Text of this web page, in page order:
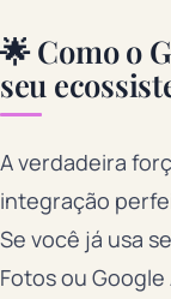
🌟 Como o
seu
A verdadeira
integração
Se você já usa
Fotos ou